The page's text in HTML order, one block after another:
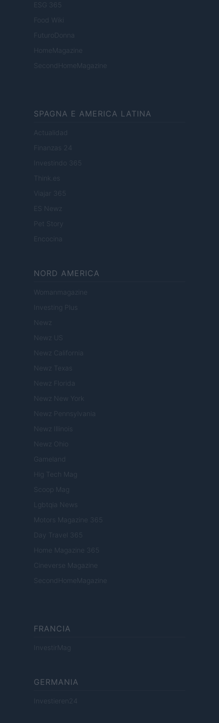
ESG 365
Food Wiki
FuturoDonna
HomeMagazine
SecondHomeMagazine
SPAGNA E AMERICA LATINA
Actualidad
Finanzas 24
Investindo 365
Think.es
Viajar 365
ES Newz
Pet Story
Encocina
NORD AMERICA
Womanmagazine
Investing Plus
Newz
Newz US
Newz California
Newz Texas
Newz Florida
Newz New York
Newz Pennsylvania
Newz Illinois
Newz Ohio
Gameland
Hig Tech Mag
Scoop Mag
Lgbtqia News
Motors Magazine 365
Day Travel 365
Home Magazine 365
Cineverse Magazine
SecondHomeMagazine
FRANCIA
InvestirMag
GERMANIA
Investieren24